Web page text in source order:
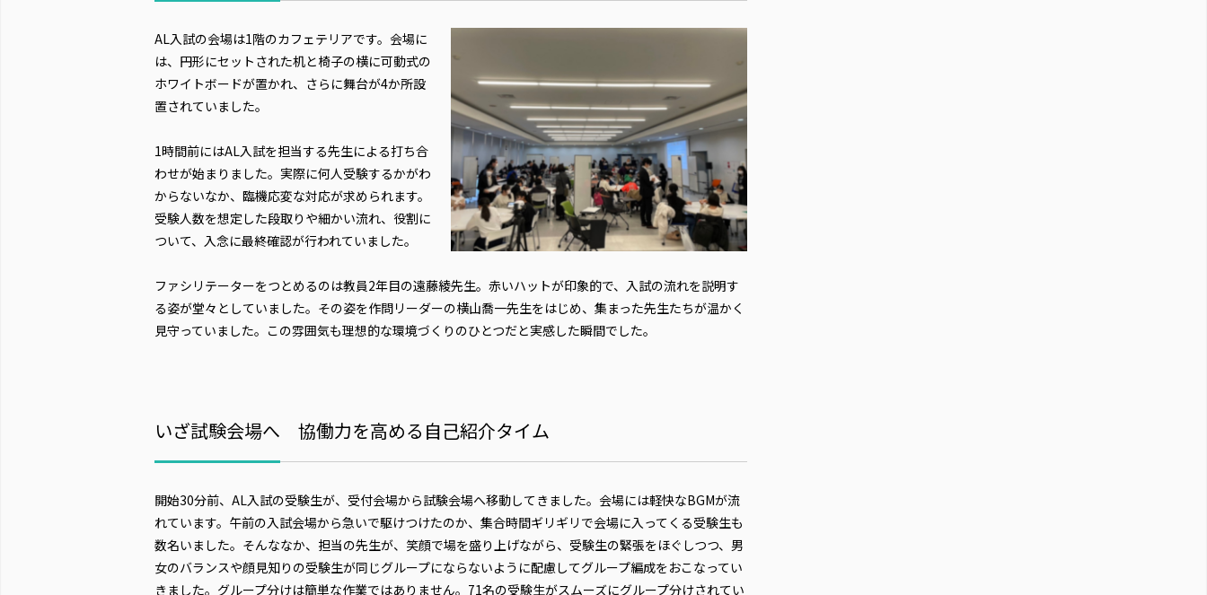
AL入試の会場は1階のカフェテリアです。会場に
は、円形にセットされた机と椅子の横に可動式の
ホワイトボードが置かれ、さらに舞台が4か所設
置されていました。
1時間前にはAL入試を担当する先生による打ち合
わせが始まりました。実際に何人受験するかがわ
からないなか、臨機応変な対応が求められます。
受験人数を想定した段取りや細かい流れ、役割に
ついて、入念に最終確認が行われていました。
ファシリテーターをつとめるのは教員2年目の遠藤綾先生。赤いハットが印象的で、入試の流れを説明す
る姿が堂々としていました。その姿を作問リーダーの横山喬一先生をはじめ、集まった先生たちが温かく
見守っていました。この雰囲気も理想的な環境づくりのひとつだと実感した瞬間でした。
いざ試験会場へ 協働力を高める自己紹介タイム
開始30分前、AL入試の受験生が、受付会場から試験会場へ移動してきました。会場には軽快なBGMが流
れています。午前の入試会場から急いで駆けつけたのか、集合時間ギリギリで会場に入ってくる受験生も
数名いました。そんななか、担当の先生が、笑顔で場を盛り上げながら、受験生の緊張をほぐしつつ、男
女のバランスや顔見知りの受験生が同じグループにならないように配慮してグループ編成をおこなってい
きました。グループ分けは簡単な作業ではありません。71名の受験生がスムーズにグループ分けされてい